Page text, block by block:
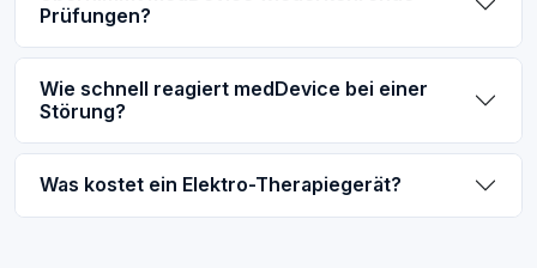
Prüfungen?
Wie schnell reagiert medDevice bei einer
Störung?
Was kostet ein Elektro-Therapiegerät?